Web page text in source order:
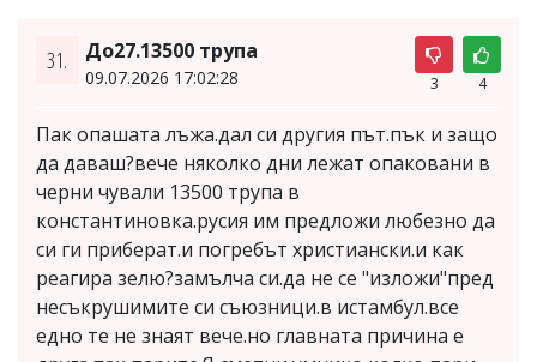
31. До27.13500 трупа
09.07.2026 17:02:28 3 4
Пак опашата лъжа.дал си другия път.пък и защо
да даваш?вече няколко дни лежат опаковани в
черни чували 13500 трупа в
константиновка.русия им предложи любезно да
си ги приберат.и погребът христиански.и как
реагира зелю?замълча си.да не се "изложи"пред
несъкрушимите си съюзници.в истамбул.все
едно те не знаят вече.но главната причина е